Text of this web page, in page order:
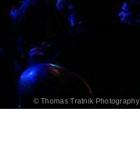
© Thomas Tratnik Photography